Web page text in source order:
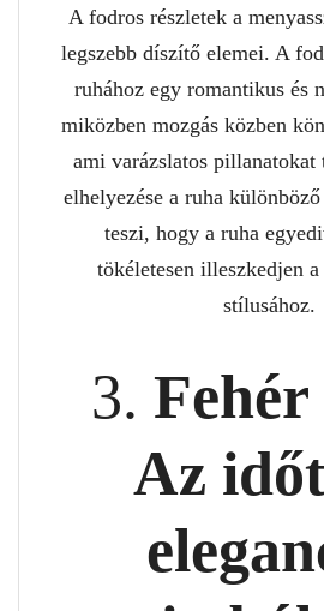
A fodros részletek a
legszebb díszítő elemei. A
ruhához egy romantikus és
miközben mozgás közben
ami varázslatos
elhelyezése a ruha
teszi, hogy a ruha
tökéletesen illeszkedjen
stílusához.
3. Fehér
Az